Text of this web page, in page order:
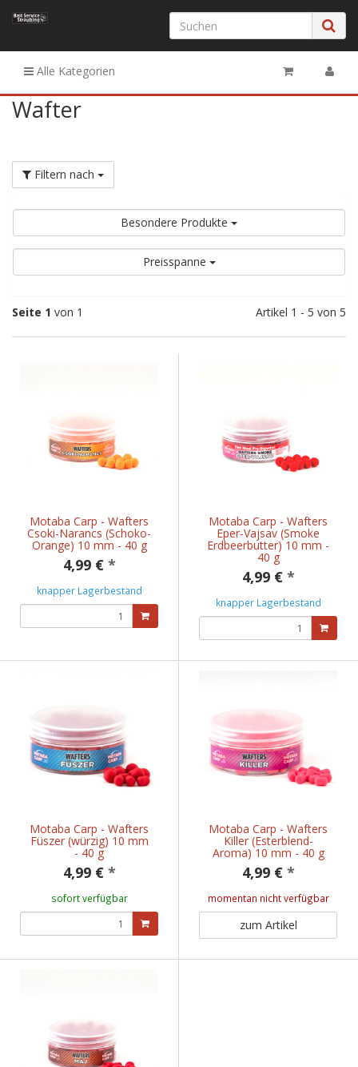
Alle Kategorien
Wafter
Filtern nach
Besondere Produkte
Preisspanne
Seite 1 von 1 Artikel 1 - 5 von 5
Motaba Carp - Wafters
Csoki-Narancs (Schoko-
Orange) 10 mm - 40 g
4,99 € *
knapper Lagerbestand
Motaba Carp - Wafters
Eper-Vajsav (Smoke
Erdbeerbutter) 10 mm -
40 g
4,99 € *
knapper Lagerbestand
Motaba Carp - Wafters
Füszer (würzig) 10 mm
- 40 g
4,99 € *
sofort verfügbar
Motaba Carp - Wafters
Killer (Esterblend-
Aroma) 10 mm - 40 g
4,99 € *
momentan nicht verfügbar
zum Artikel